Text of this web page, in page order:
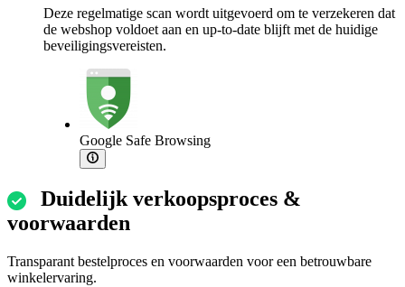
Deze regelmatige scan wordt uitgevoerd om te verzekeren dat
de webshop voldoet aan en up-to-date blijft met de huidige
beveiligingsvereisten.
Google Safe Browsing
Duidelijk verkoopsproces &
voorwaarden
Transparant bestelproces en voorwaarden voor een betrouwbare
winkelervaring.